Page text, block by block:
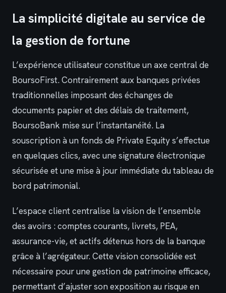
La simplicité digitale au service de
la gestion de fortune
L’expérience utilisateur constitue un axe central de
BoursoFirst. Contrairement aux banques privées
traditionnelles imposant des échanges de
documents papier et des délais de traitement,
BoursoBank mise sur l’instantanéité. La
souscription à un fonds de Private Equity s’effectue
en quelques clics, avec une signature électronique
sécurisée et une mise à jour immédiate du tableau de
bord patrimonial.
L’espace client centralise la vision de l’ensemble
des avoirs : comptes courants, livrets, PEA,
assurance-vie, et actifs détenus hors de la banque
grâce à l’agrégateur. Cette vision consolidée est
nécessaire pour une gestion de patrimoine efficace,
permettant d’ajuster son exposition au risque en